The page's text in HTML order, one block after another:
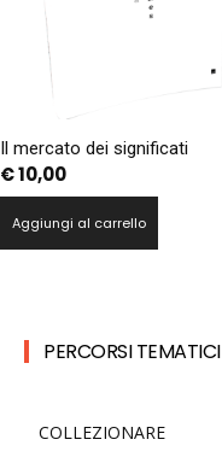
Il mercato dei significati
€10,00
Aggiungi al carrello
PERCORSI TEMATICI
COLLEZIONARE